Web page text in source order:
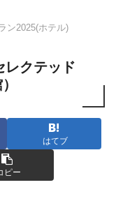
ン2025(ホテル)
レクテッド
はてブ
ピー